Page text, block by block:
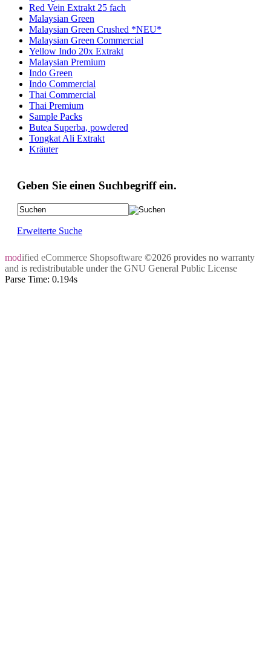
Red Vein Extrakt 25 fach
Malaysian Green
Malaysian Green Crushed *NEU*
Malaysian Green Commercial
Yellow Indo 20x Extrakt
Malaysian Premium
Indo Green
Indo Commercial
Thai Commercial
Thai Premium
Sample Packs
Butea Superba, powdered
Tongkat Ali Extrakt
Kräuter
Geben Sie einen Suchbegriff ein.
Erweiterte Suche
modified eCommerce Shopsoftware ©2026 provides no warranty
and is redistributable under the GNU General Public License
Parse Time: 0.194s